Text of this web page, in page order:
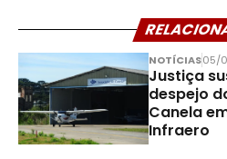
NOTÍCIAS05/
Justiça
despejo
Canela
Infraero